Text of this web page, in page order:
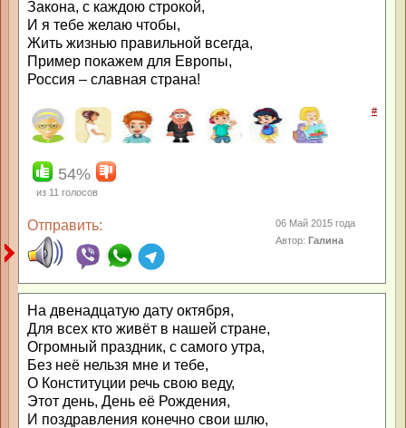
Закона, с каждою строкой,
И я тебе желаю чтобы,
Жить жизнью правильной всегда,
Пример покажем для Европы,
Россия – славная страна!
#
54%
из 11 голосов
Отправить:
06 Май 2015 года
Автор:Галина
На двенадцатую дату октября,
Для всех кто живёт в нашей стране,
Огромный праздник, с самого утра,
Без неё нельзя мне и тебе,
О Конституции речь свою веду,
Этот день, День её Рождения,
И поздравления конечно свои шлю,